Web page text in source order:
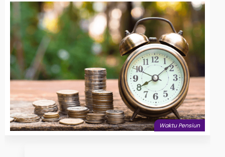
Waktu Pensiun